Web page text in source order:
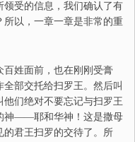
受的信息，我们确认了有
以，一章一章是非常的重
百姓面前，也在刚刚受膏
部交托给扫罗王。然后叫
他们绝对不要忘记与扫罗王
神——耶和华神！这是撒母
的君王扫罗的交待了。所